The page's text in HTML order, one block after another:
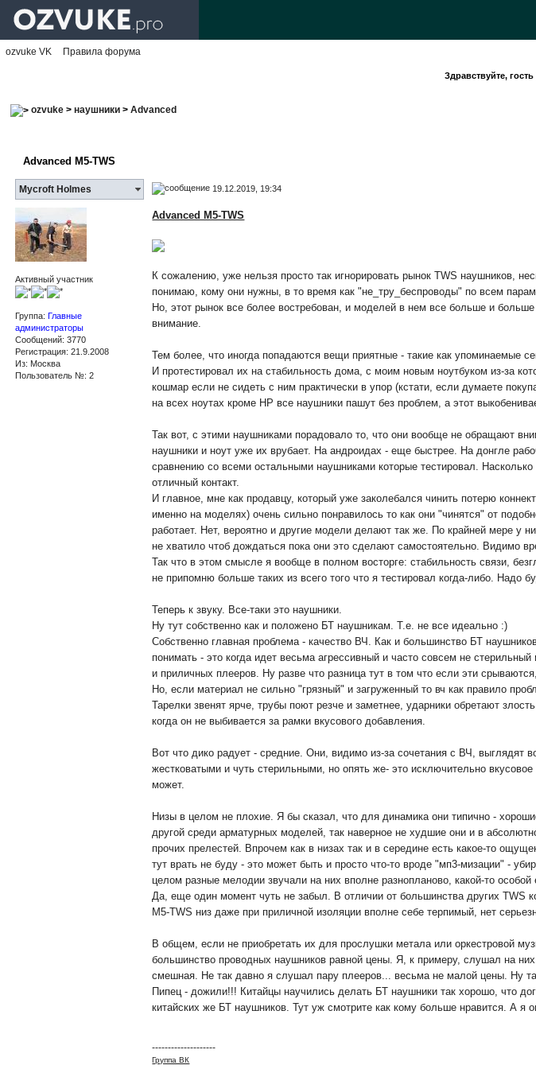
ozvuke VK Правила форума
Здравствуйте, гость
ozvuke >наушники >Advanced
Advanced M5-TWS
Mycroft Holmes 19.12.2019, 19:34
Активный участник
Группа:Главные
администраторы
Сообщений: 3770
Регистрация: 21.9.2008
Из: Москва
Пользователь №: 2
Advanced M5-TWS
К сожалению, уже нельзя просто так игнорировать рынок TWS наушников,
понимаю, кому они нужны, в то время как "не_тру_беспроводы" по всем
Но, этот рынок все более востребован, и моделей в нем все больше и
внимание.
Тем более, что иногда попадаются вещи приятные - такие как упоминаемые
И протестировал их на стабильность дома, с моим новым ноутбуком из-за
кошмар если не сидеть с ним практически в упор (кстати, если думаете
на всех ноутах кроме HP все наушники пашут без проблем, а этот
Так вот, с этими наушниками порадовало то, что они вообще не обращают
наушники и ноут уже их врубает. На андроидах - еще быстрее. На донгле
сравнению со всеми остальными наушниками которые тестировал.
отличный контакт.
И главное, мне как продавцу, который уже заколебался чинить потерю
именно на моделях) очень сильно понравилось то как они "чинятся" от
работает. Нет, вероятно и другие модели делают так же. По крайней мере у
не хватило чтоб дождаться пока они это сделают самостоятельно. Видимо
Так что в этом смысле я вообще в полном восторге: стабильность связи,
не припомню больше таких из всего того что я тестировал когда-либо. Надо
Теперь к звуку. Все-таки это наушники.
Ну тут собственно как и положено БТ наушникам. Т.е. не все идеально :)
Собственно главная проблема - качество ВЧ. Как и большинство БТ
понимать - это когда идет весьма агрессивный и часто совсем не
и приличных плееров. Ну разве что разница тут в том что если эти
Но, если материал не сильно "грязный" и загруженный то вч как правило
Тарелки звенят ярче, трубы поют резче и заметнее, ударники обретают
когда он не выбивается за рамки вкусового добавления.
Вот что дико радует - средние. Они, видимо из-за сочетания с ВЧ,
жестковатыми и чуть стерильными, но опять же- это исключительно
может.
Низы в целом не плохие. Я бы сказал, что для динамика они типично -
другой среди арматурных моделей, так наверное не худшие они и в
прочих прелестей. Впрочем как в низах так и в середине есть какое-то
тут врать не буду - это может быть и просто что-то вроде "мп3-мизации" -
целом разные мелодии звучали на них вполне разнопланово, какой-то особой
Да, еще один момент чуть не забыл. В отличии от большинства других TWS
M5-TWS низ даже при приличной изоляции вполне себе терпимый, нет
В общем, если не приобретать их для прослушки метала или оркестровой
большинство проводных наушников равной цены. Я, к примеру, слушал на
смешная. Не так давно я слушал пару плееров... весьма не малой цены. Ну
Пипец - дожили!!! Китайцы научились делать БТ наушники так хорошо, что
китайских же БТ наушников. Тут уж смотрите как кому больше нравится. А я
--------------------
Группа ВК